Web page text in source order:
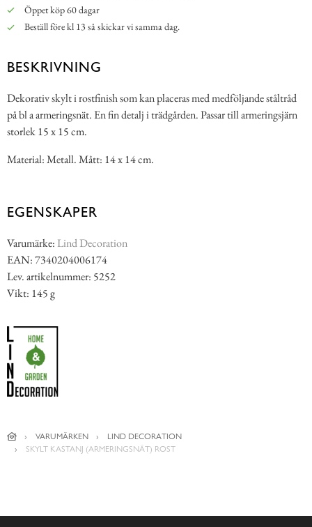
Öppet köp 60 dagar
Beställ före kl 13 så skickar vi samma dag.
BESKRIVNING
Dekorativ skylt i rostfinish som kan placeras med medföljande ståltråd
på bl a armeringsnät. En fin detalj i trädgården. Passar till armeringsjärn
storlek 15 x 15 cm.
Material: Metall. Mått: 14 x 14 cm.
EGENSKAPER
Varumärke: Lind Decoration
EAN: 7340204006174
Lev. artikelnummer: 5252
Vikt: 145 g
VARUMÄRKEN
LIND DECORATION
SKYLT KASTANJ (ARMERINGSNÄT) ROST